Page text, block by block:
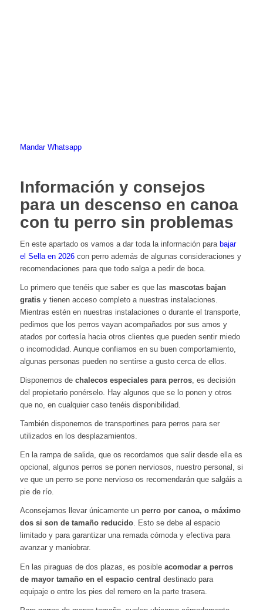
Mandar Whatsapp
Información y consejos
para un descenso en canoa
con tu perro sin problemas
En este apartado os vamos a dar toda la información para bajar
el Sella en 2026con perro además de algunas consideraciones y
recomendaciones para que todo salga a pedir de boca.
Lo primero que tenéis que saber es que las mascotas bajan
gratis y tienen acceso completo a nuestras instalaciones.
Mientras estén en nuestras instalaciones o durante el transporte,
pedimos que los perros vayan acompañados por sus amos y
atados por cortesía hacia otros clientes que pueden sentir miedo
o incomodidad. Aunque confiamos en su buen comportamiento,
algunas personas pueden no sentirse a gusto cerca de ellos.
Disponemos de chalecos especiales para perros, es decisión
del propietario ponérselo. Hay algunos que se lo ponen y otros
que no, en cualquier caso tenéis disponibilidad.
También disponemos de transportines para perros para ser
utilizados en los desplazamientos.
En la rampa de salida, que os recordamos que salir desde ella es
opcional, algunos perros se ponen nerviosos, nuestro personal, si
ve que un perro se pone nervioso os recomendarán que salgáis a
pie de río.
Aconsejamos llevar únicamente un perro por canoa, o máximo
dos si son de tamaño reducido. Esto se debe al espacio
limitado y para garantizar una remada cómoda y efectiva para
avanzar y maniobrar.
En las piraguas de dos plazas, es posible acomodar a perros
de mayor tamaño en el espacio central destinado para
equipaje o entre los pies del remero en la parte trasera.